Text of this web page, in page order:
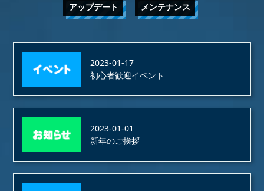
アップデート メンテナンス
2023-01-17
初心者歓迎イベント
2023-01-01
新年のご挨拶